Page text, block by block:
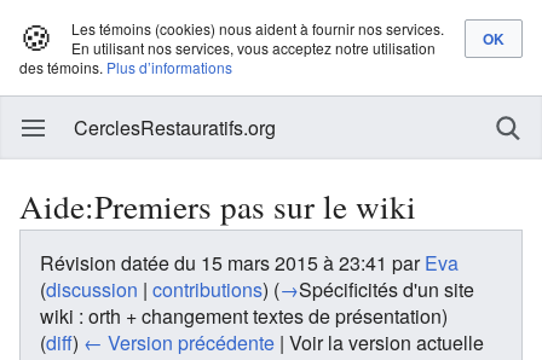
🍪
Les témoins (cookies) nous aident à fournir nos services.
En utilisant nos services, vous acceptez notre utilisation
des témoins. Plus d’informations
CerclesRestauratifs.org
Aide:Premiers pas sur le wiki
Révision datée du 15 mars 2015 à 23:41 parEva
(discussion | contributions) (→Spécificités d'un site
wiki : orth + changement textes de présentation)
(diff) ← Version précédente | Voir la version actuelle